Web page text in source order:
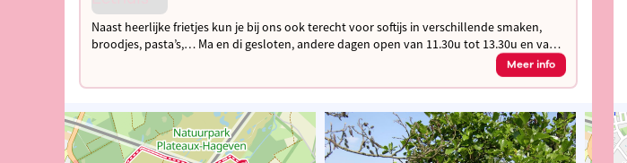
Naast heerlijke frietjes kun je bij ons ook terecht voor softijs in verschillende smaken,
broodjes, pasta’s,… Ma en di gesloten, andere dagen open van 11.30u tot 13.30u en van
Meer info